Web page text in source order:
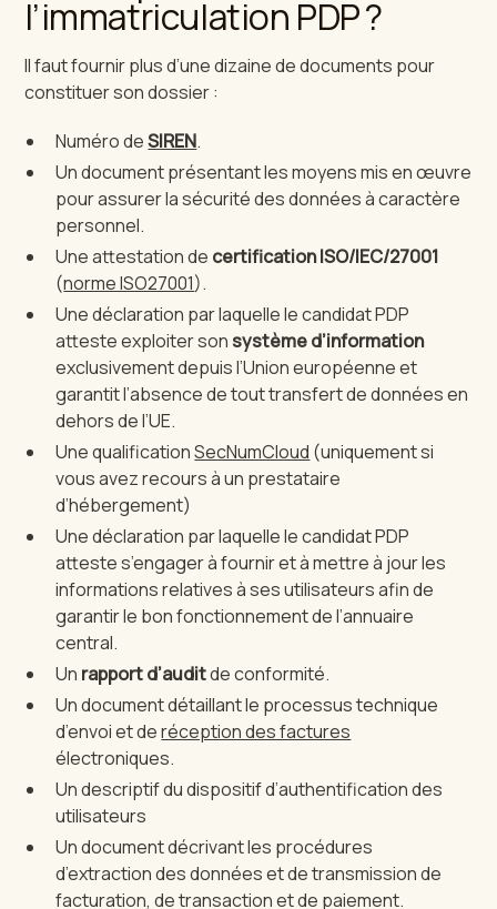
l’immatriculation PDP ?
Il faut fournir plus d’une dizaine de documents pour
constituer son dossier :
Numéro deSIREN.
Un document présentant les moyens mis en œuvre
pour assurer la sécurité des données à caractère
personnel.
Une attestation de certification ISO/IEC/27001
(norme ISO27001).
Une déclaration par laquelle le candidat PDP
atteste exploiter son système d’information
exclusivement depuis l’Union européenne et
garantit l’absence de tout transfert de données en
dehors de l’UE.
Une qualificationSecNumCloud (uniquement si
vous avez recours à un prestataire
d’hébergement)
Une déclaration par laquelle le candidat PDP
atteste s’engager à fournir et à mettre à jour les
informations relatives à ses utilisateurs afin de
garantir le bon fonctionnement de l’annuaire
central.
Un rapport d’auditde conformité.
Un document détaillant le processus technique
d’envoi et deréception des factures
électroniques.
Un descriptif du dispositif d’authentification des
utilisateurs
Un document décrivant les procédures
d’extraction des données et de transmission de
facturation, de transaction et de paiement.